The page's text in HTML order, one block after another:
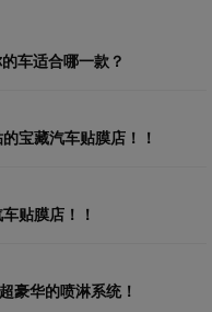
车适合哪一款？
宝藏汽车贴膜店！！
贴膜店！！
豪华的喷淋系统！